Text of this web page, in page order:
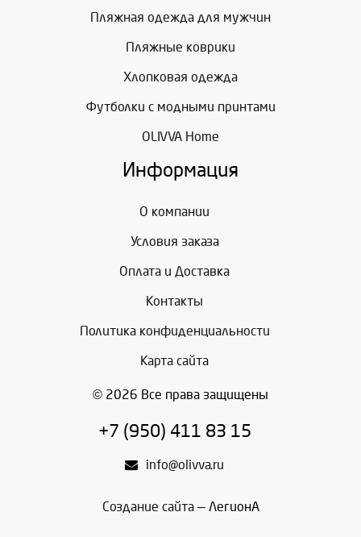
Пляжная одежда для мужчин
Пляжные коврики
Хлопковая одежда
Футболки с модными принтами
OLIVVA Home
Информация
О компании
Условия заказа
Оплата и Доставка
Контакты
Политика конфиденциальности
Карта сайта
© 2026 Все права защищены
+7 (950) 411 83 15
info@olivva.ru
Создание сайта— ЛегионА